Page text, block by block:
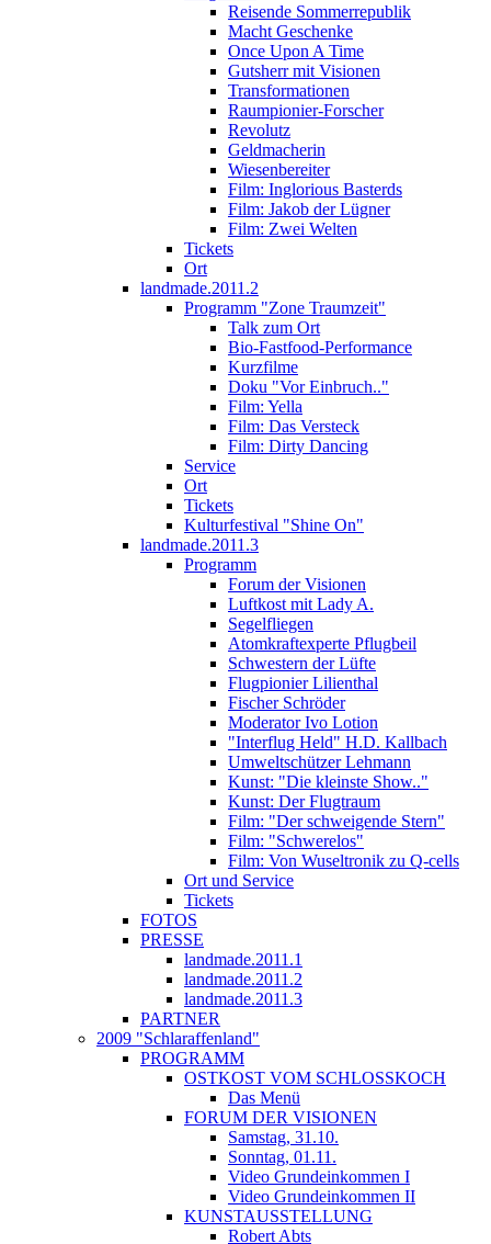
Reisende Sommerrepublik
Macht Geschenke
Once Upon A Time
Gutsherr mit Visionen
Transformationen
Raumpionier-Forscher
Revolutz
Geldmacherin
Wiesenbereiter
Film: Inglorious Basterds
Film: Jakob der Lügner
Film: Zwei Welten
Tickets
Ort
landmade.2011.2
Programm "Zone Traumzeit"
Talk zum Ort
Bio-Fastfood-Performance
Kurzfilme
Doku "Vor Einbruch.."
Film: Yella
Film: Das Versteck
Film: Dirty Dancing
Service
Ort
Tickets
Kulturfestival "Shine On"
landmade.2011.3
Programm
Forum der Visionen
Luftkost mit Lady A.
Segelfliegen
Atomkraftexperte Pflugbeil
Schwestern der Lüfte
Flugpionier Lilienthal
Fischer Schröder
Moderator Ivo Lotion
"Interflug Held" H.D. Kallbach
Umweltschützer Lehmann
Kunst: "Die kleinste Show.."
Kunst: Der Flugtraum
Film: "Der schweigende Stern"
Film: "Schwerelos"
Film: Von Wuseltronik zu Q-cells
Ort und Service
Tickets
FOTOS
PRESSE
landmade.2011.1
landmade.2011.2
landmade.2011.3
PARTNER
2009 "Schlaraffenland"
PROGRAMM
OSTKOST VOM SCHLOSSKOCH
Das Menü
FORUM DER VISIONEN
Samstag, 31.10.
Sonntag, 01.11.
Video Grundeinkommen I
Video Grundeinkommen II
KUNSTAUSSTELLUNG
Robert Abts